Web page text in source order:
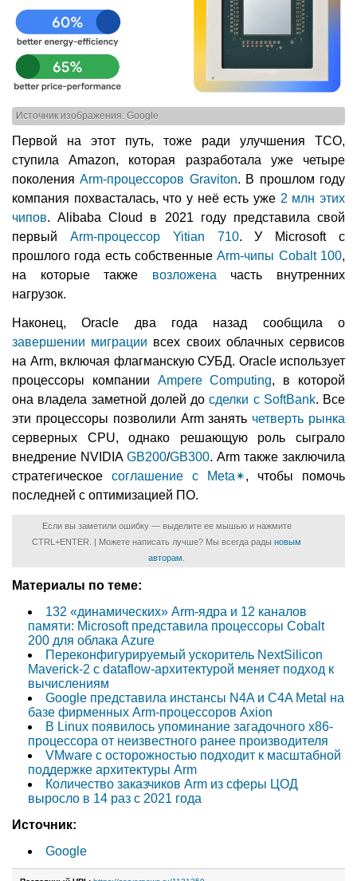
Источник изображения: Google
Первой на этот путь, тоже ради улучшения TCO,
ступила Amazon, которая разработала уже четыре
поколенияArm-процессоров Graviton. В прошлом году
компания похвасталась, что у неё есть уже 2 млн этих
чипов. Alibaba Cloud в 2021 году представила свой
первый Arm-процессор Yitian 710. У Microsoft с
прошлого года есть собственныеArm-чипы Cobalt 100,
на которые также возложена часть внутренних
нагрузок.
Наконец, Oracle два года назад сообщила о
завершении миграции всех своих облачных сервисов
на Arm, включая флагманскую СУБД. Oracle использует
процессоры компании Ampere Computing, в которой
она владела заметной долей досделки с SoftBank. Все
эти процессоры позволили Arm занять четверть рынка
серверных CPU, однако решающую роль сыграло
внедрение NVIDIAGB200/GB300. Arm также заключила
стратегическое соглашение с Meta✴, чтобы помочь
последней с оптимизацией ПО.
Если вы заметили ошибку — выделите ее мышью и нажмите
CTRL+ENTER. | Можете написать лучше? Мы всегда рады новым
авторам
Материалы по теме:
132 «динамических» Arm-ядра и 12 каналов
памяти: Microsoft представила процессоры Cobalt
200 для облака Azure
Переконфигурируемый ускоритель NextSilicon
Maverick-2 с dataflow-архитектурой меняет подход к
вычислениям
Google представила инстансы N4A и C4A Metal на
базе фирменных Arm-процессоров Axion
В Linux появилось упоминание загадочного x86-
процессора от неизвестного ранее производителя
VMware с осторожностью подходит к масштабной
поддержке архитектуры Arm
Количество заказчиков Arm из сферы ЦОД
выросло в 14 раз с 2021 года
Источник:
Google